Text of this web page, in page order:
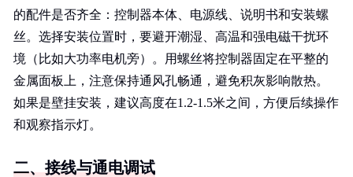
的配件是否齐全：控制器本体、电源线、说明书和安装螺
丝。选择安装位置时，要避开潮湿、高温和强电磁干扰环
境（比如大功率电机旁）。用螺丝将控制器固定在平整的
金属面板上，注意保持通风孔畅通，避免积灰影响散热。
如果是壁挂安装，建议高度在1.2-1.5米之间，方便后续操作
和观察指示灯。
二、接线与通电调试